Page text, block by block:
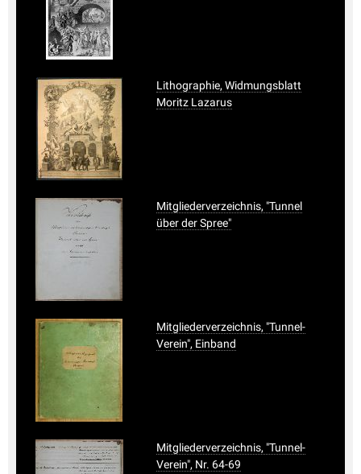
Lithographie, Widmungsblatt
Moritz Lazarus
Mitgliederverzeichnis, "Tunnel
über der Spree"
Mitgliederverzeichnis, "Tunnel-
Verein", Einband
Mitgliederverzeichnis, "Tunnel-
Verein", Nr. 64-69